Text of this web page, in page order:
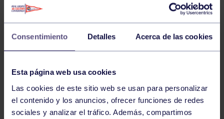
Consentimiento Detalles Acerca de las cookies
Esta página web usa cookies
Las cookies de este sitio web se usan para personalizar
el contenido y los anuncios, ofrecer funciones de redes
sociales y analizar el tráfico. Además, compartimos